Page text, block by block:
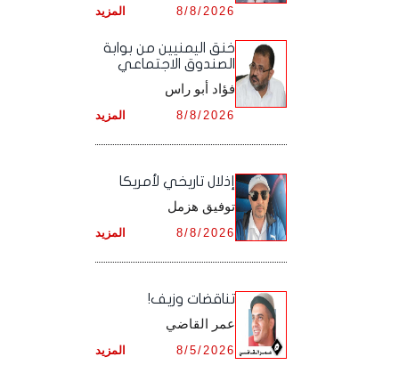
أرشيف شهر ديـسـمـبـر ,
المزيد 8/8/2026
خنق اليمنيين من بوابة
الصندوق الاجتماعي
فؤاد أبو راس
المزيد 8/8/2026
إذلال تاريخي لأمريكا
توفيق هزمل
المزيد 8/8/2026
تناقضات وزيف!
عمر القاضي
المزيد 8/5/2026